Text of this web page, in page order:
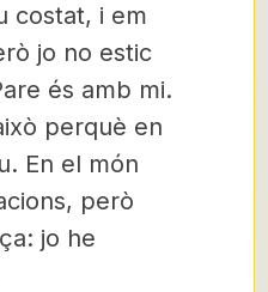
costat, i em
jo no estic
és amb mi.
perquè en
En el món
però
jo he